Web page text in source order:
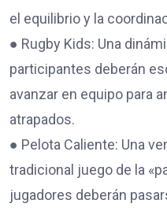
el equilibrio y la
● Rugby Kids: Una
participantes deberán
avanzar en equipo para
atrapados.
● Pelota Caliente: Una
tradicional juego de la
jugadores deberán